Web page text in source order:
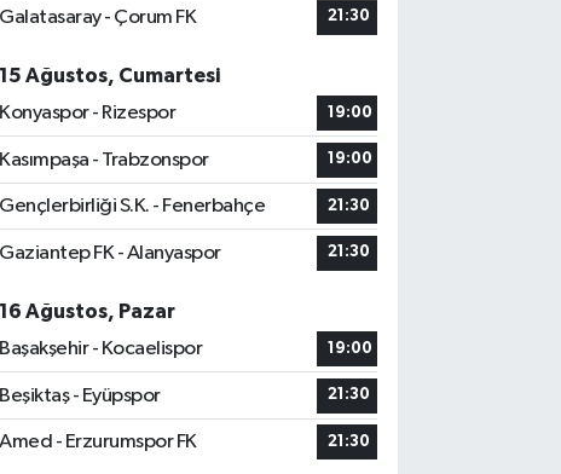
Galatasaray - Çorum FK
21:30
15 Ağustos, Cumartesi
Konyaspor - Rizespor
19:00
Kasımpaşa - Trabzonspor 19:00
Gençlerbirliği S.K. - Fenerbahçe 21:30
Gaziantep FK - Alanyaspor 21:30
16 Ağustos, Pazar
Başakşehir - Kocaelispor
19:00
Beşiktaş - Eyüpspor 21:30
Amed - Erzurumspor FK 21:30